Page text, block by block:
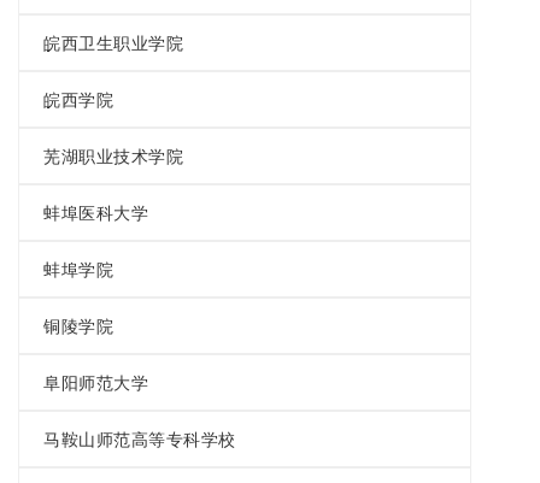
皖西卫生职业学院
皖西学院
芜湖职业技术学院
蚌埠医科大学
蚌埠学院
铜陵学院
阜阳师范大学
马鞍山师范高等专科学校